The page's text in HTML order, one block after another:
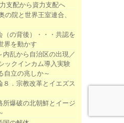
支配から資力支配へ
の院と世界王室連合、
（の背後）・・・共認を
界を動かす
内乱から自治区の出現／
ックインカム導入実験
自立の兆しか～
８．宗教改革とイエズス
所爆破の北朝鮮とイージ